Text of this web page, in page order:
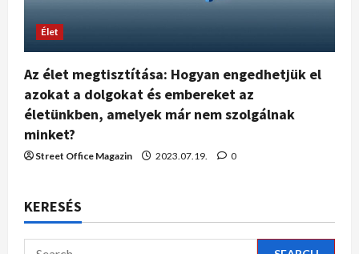
Élet
Az élet megtisztítása: Hogyan engedhetjük el
azokat a dolgokat és embereket az
életünkben, amelyek már nem szolgálnak
minket?
Street Office Magazin 2023.07.19. 0
KERESÉS